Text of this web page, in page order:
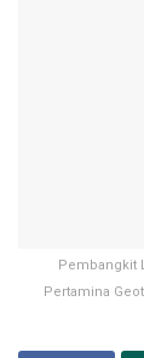
Pembangkit
Pertamina